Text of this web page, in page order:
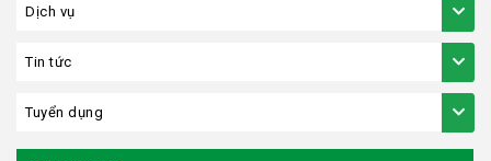
Dịch vụ
Tin tức
Tuyển dụng